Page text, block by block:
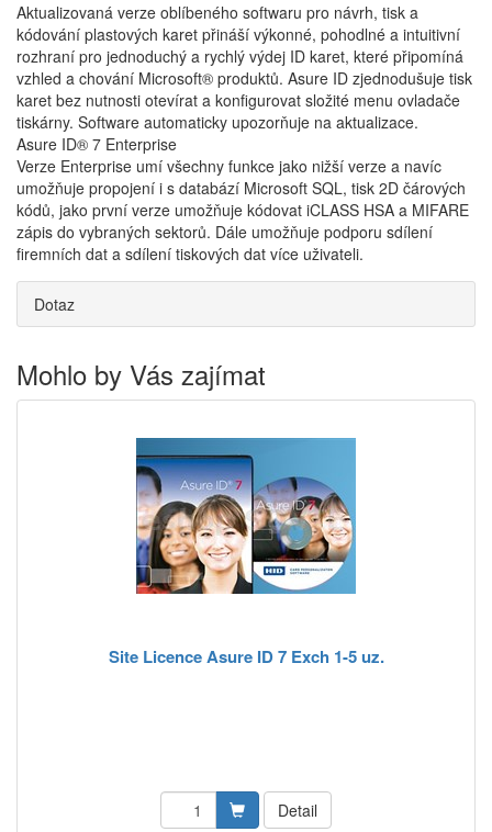
Aktualizovaná verze oblíbeného softwaru pro návrh, tisk a
kódování plastových karet přináší výkonné, pohodlné a intuitivní
rozhraní pro jednoduchý a rychlý výdej ID karet, které připomíná
vzhled a chování Microsoft® produktů. Asure ID zjednodušuje tisk
karet bez nutnosti otevírat a konfigurovat složité menu ovladače
tiskárny. Software automaticky upozorňuje na aktualizace.
Asure ID® 7 Enterprise
Verze Enterprise umí všechny funkce jako nižší verze a navíc
umožňuje propojení i s databází Microsoft SQL, tisk 2D čárových
kódů, jako první verze umožňuje kódovat iCLASS HSA a MIFARE
zápis do vybraných sektorů. Dále umožňuje podporu sdílení
firemních dat a sdílení tiskových dat více uživateli.
Dotaz
Mohlo by Vás zajímat
Site Licence Asure ID 7 Exch 1-5 uz.
Detail